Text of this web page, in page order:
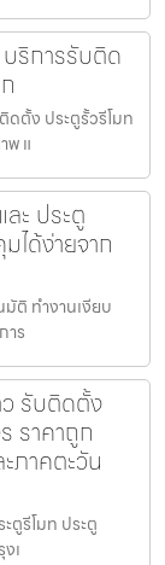
ริการรับติด
ดตั้ง ประตูรั้วรีโมท
พ แ
ะ ประตู
ได้ง่ายจาก
มัติ ทำงานเงียบ
าร
รับติดตั้ง
ราคาถูก
ภาคตะวัน
ตูรีโมท ประตู
เ